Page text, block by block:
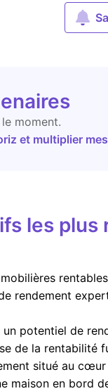
moment.
et multiplier
les plus
rendement
potentiel de
de la rentabilité
situé au
maison en bord